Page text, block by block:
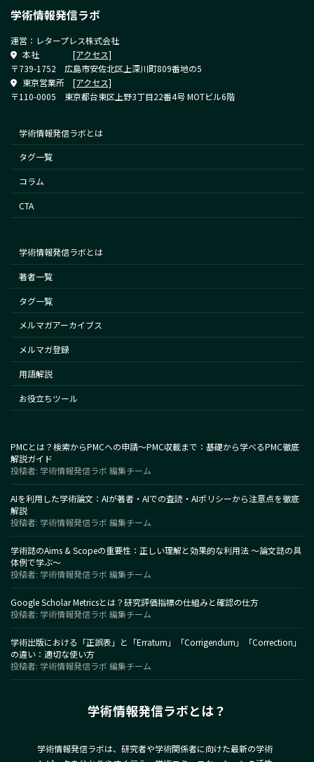
学術情報発信ラボ
運営：レタープレス株式会社
本社 [アクセス]
〒739-1752 広島市安佐北区上深川町809番地の5
東京営業所 [アクセス]
〒110-0005 東京都台東区上野3丁目22番4号 MOTビル6階
学術情報発信ラボとは
タグ一覧
コラム
CTA
学術情報発信ラボとは
著者一覧
タグ一覧
メルマガアーカイブス
メルマガ登録
用語解説
お役立ちツール
PMCとは？検索からPMCへの申請～PMC収載まで：基礎から学べるPMC徹底
解説ガイド
投稿者: 学術情報発信ラボ 編集チーム
AIを利用した学術論文：AIが著者・AIでの査読・AIポリシーから注意点を徹底
解説
投稿者: 学術情報発信ラボ 編集チーム
学術誌のAims & Scopeの重要性：正しい理解と効果的な利用法 〜論文誌の具
体例で学ぶ〜
投稿者: 学術情報発信ラボ 編集チーム
Google Scholar Metricsとは？研究評価指標の仕組みと確認の仕方
投稿者: 学術情報発信ラボ 編集チーム
学術出版における「正誤表」と「Erratum」「Corrigendum」「Correction」
の違い：適切な使い方
投稿者: 学術情報発信ラボ 編集チーム
学術情報発信ラボとは？
学術情報発信ラボは、研究者や学術関係者に向けた最新の学術